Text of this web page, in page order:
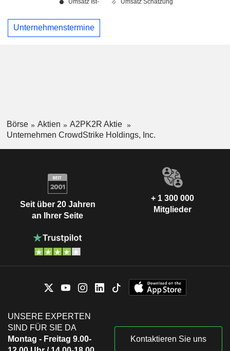
Unternehmenstermine
Börse Aktien
A2PK2R Aktie
Unternehmen CrowdStrike Holdings, Inc.
Seit über 20 Jahren
an Ihrer Seite
+ 1 300 000
Mitglieder
UNSERE EXPERTEN
SIND FÜR SIE DA
Montag - Freitag 9.00-
Kontaktieren Sie uns